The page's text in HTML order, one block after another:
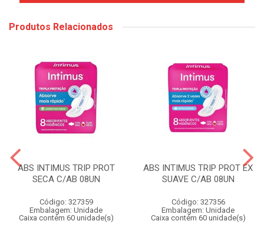
Produtos Relacionados
ABS INTIMUS TRIP PROT
SECA C/AB 08UN
Código: 327359
Embalagem: Unidade
Caixa contém 60 unidade(s)
ABS INTIMUS TRIP PROT EX
SUAVE C/AB 08UN
Código: 327356
Embalagem: Unidade
Caixa contém 60 unidade(s)